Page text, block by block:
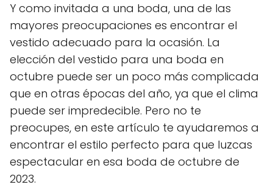
Y como invitada a una boda, una de las
mayores preocupaciones es encontrar el
vestido adecuado para la ocasión. La
elección del vestido para una boda en
octubre puede ser un poco más complicada
que en otras épocas del año, ya que el clima
puede ser impredecible. Pero no te
preocupes, en este artículo te ayudaremos a
encontrar el estilo perfecto para que luzcas
espectacular en esa boda de octubre de
2023.